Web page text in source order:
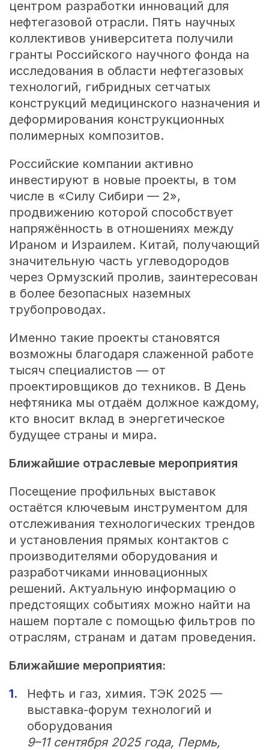
центром разработки инноваций для
нефтегазовой отрасли. Пять научных
коллективов университета получили
гранты Российского научного фонда на
исследования в области нефтегазовых
технологий, гибридных сетчатых
конструкций медицинского назначения и
деформирования конструкционных
полимерных композитов.
Российские компании активно
инвестируют в новые проекты, в том
числе в «Силу Сибири — 2»,
продвижению которой способствует
напряжённость в отношениях между
Ираном и Израилем. Китай, получающий
значительную часть углеводородов
через Ормузский пролив, заинтересован
в более безопасных наземных
трубопроводах.
Именно такие проекты становятся
возможны благодаря слаженной работе
тысяч специалистов — от
проектировщиков до техников. В День
нефтяника мы отдаём должное каждому,
кто вносит вклад в энергетическое
будущее страны и мира.
Ближайшие отраслевые мероприятия
Посещение профильных выставок
остаётся ключевым инструментом для
отслеживания технологических трендов
и установления прямых контактов с
производителями оборудования и
разработчиками инновационных
решений. Актуальную информацию о
предстоящих событиях можно найти на
нашем портале с помощью фильтров по
отраслям, странам и датам проведения.
Ближайшие мероприятия:
Нефть и газ, химия. ТЭК 2025 —
выставка-форум технологий и
оборудования
9–11 сентября 2025 года, Пермь,